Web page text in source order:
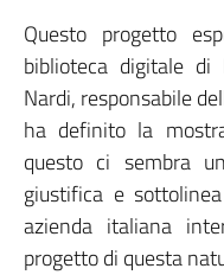
Questo progetto
biblioteca digitale di
Nardi, responsabile
ha definito la
questo ci sembra
giustifica e
azienda italiana
progetto di questa